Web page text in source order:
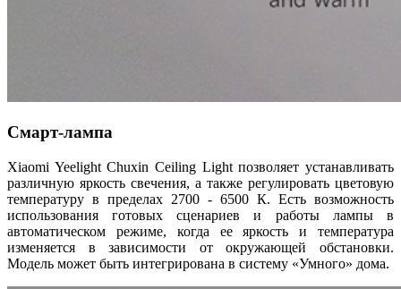
Смарт-лампа
Xiaomi Yeelight Chuxin Ceiling Light позволяет устанавливать
различную яркость свечения, а также регулировать цветовую
температуру в пределах 2700 - 6500 К. Есть возможность
использования готовых сценариев и работы лампы в
автоматическом режиме, когда ее яркость и температура
изменяется в зависимости от окружающей обстановки.
Модель может быть интегрирована в систему «Умного» дома.